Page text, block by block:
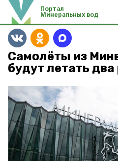
Портал
Минеральных вод
Самолёты из
будут летать